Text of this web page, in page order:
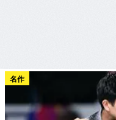
名作